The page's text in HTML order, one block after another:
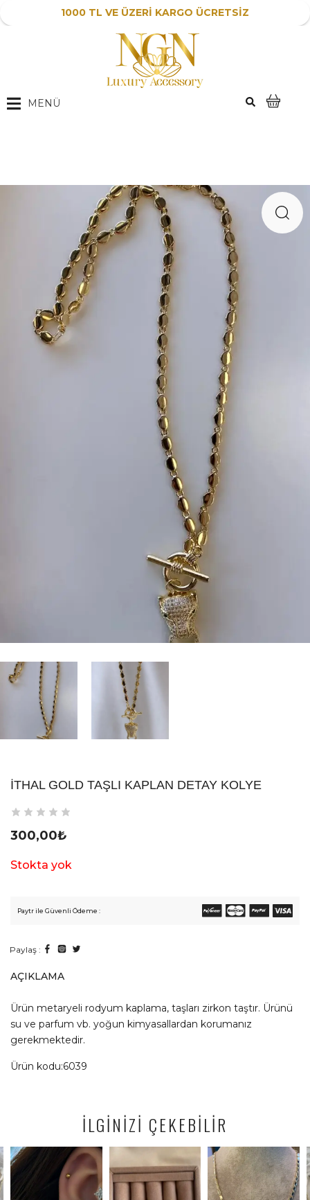
1000 TL VE ÜZERİ KARGO ÜCRETSİZ
MENÜ
İTHAL GOLD TAŞLI KAPLAN DETAY KOLYE
300,00₺
Stokta yok
Paytr ile Güvenli Ödeme :
Paylaş :
AÇIKLAMA
Ürün metaryeli rodyum kaplama, taşları zirkon taştır. Ürünü
su ve parfum vb. yoğun kimyasallardan korumanız
gerekmektedir.
Ürün kodu:6039
İLGİNİZİ ÇEKEBİLİR